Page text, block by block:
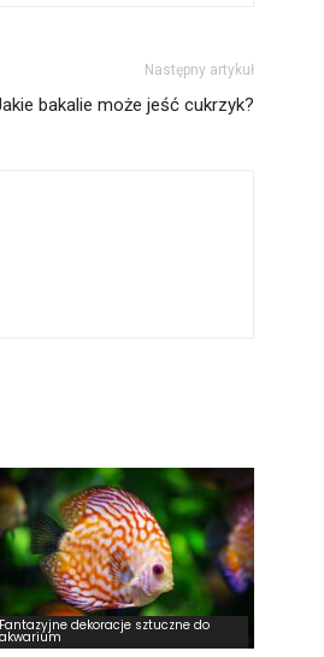
Następny artykuł
bakalie może jeść cukrzyk?
Fantazyjne dekoracje sztuczne do
akwarium